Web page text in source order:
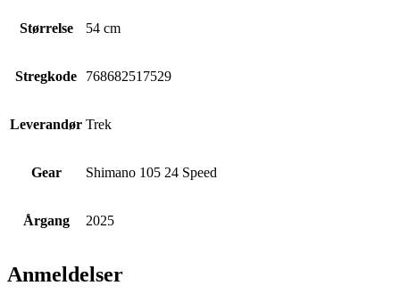
Størrelse 54 cm
Stregkode 768682517529
Leverandør Trek
Gear Shimano 105 24 Speed
Årgang 2025
Anmeldelser